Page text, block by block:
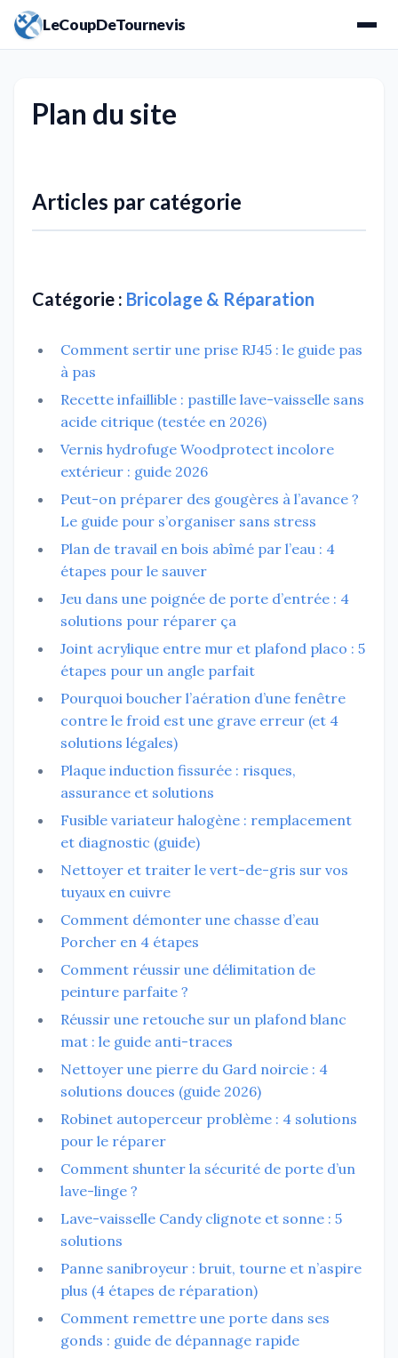
LeCoupDeTournevis
Plan du site
Articles par catégorie
Catégorie : Bricolage & Réparation
Comment sertir une prise RJ45 : le guide pas
à pas
Recette infaillible : pastille lave-vaisselle sans
acide citrique (testée en 2026)
Vernis hydrofuge Woodprotect incolore
extérieur : guide 2026
Peut-on préparer des gougères à l’avance ?
Le guide pour s’organiser sans stress
Plan de travail en bois abîmé par l’eau : 4
étapes pour le sauver
Jeu dans une poignée de porte d’entrée : 4
solutions pour réparer ça
Joint acrylique entre mur et plafond placo : 5
étapes pour un angle parfait
Pourquoi boucher l’aération d’une fenêtre
contre le froid est une grave erreur (et 4
solutions légales)
Plaque induction fissurée : risques,
assurance et solutions
Fusible variateur halogène : remplacement
et diagnostic (guide)
Nettoyer et traiter le vert-de-gris sur vos
tuyaux en cuivre
Comment démonter une chasse d’eau
Porcher en 4 étapes
Comment réussir une délimitation de
peinture parfaite ?
Réussir une retouche sur un plafond blanc
mat : le guide anti-traces
Nettoyer une pierre du Gard noircie : 4
solutions douces (guide 2026)
Robinet autoperceur problème : 4 solutions
pour le réparer
Comment shunter la sécurité de porte d’un
lave-linge ?
Lave-vaisselle Candy clignote et sonne : 5
solutions
Panne sanibroyeur : bruit, tourne et n’aspire
plus (4 étapes de réparation)
Comment remettre une porte dans ses
gonds : guide de dépannage rapide